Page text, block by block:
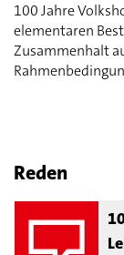
100 Jahre
elementaren
Zusammenhalt
Reden